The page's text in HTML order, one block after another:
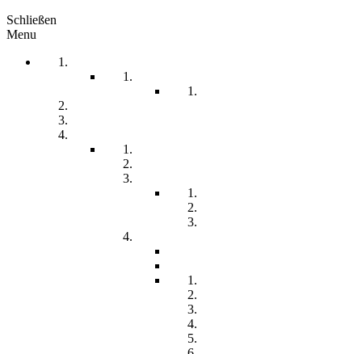
Schließen
Menu